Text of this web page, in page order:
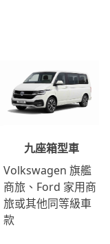
九座箱型車
Volkswagen 旗艦
商旅、Ford 家用商
旅或其他同等級車
款